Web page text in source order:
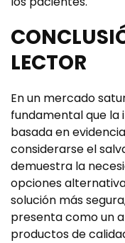
LECTOR
En un mercado
fundamental que la
basada en
considerarse el
demuestra la
opciones
solución más
presenta como un
productos de